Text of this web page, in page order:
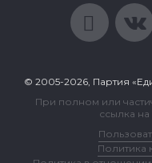
© 2005-2026, Партия
При полном или
ссылка
Политика